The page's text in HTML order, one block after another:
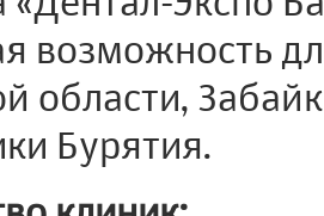
возможность
области,
Бурятия.